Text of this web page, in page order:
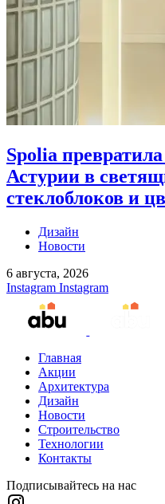
Spolia
Астурии в
стеклоблоков и
Дизайн
Новости
6 августа, 2026
Instagram Instagram
Главная
Акции
Архитектура
Дизайн
Новости
Строительство
Технологии
Контакты
Подписывайтесь на нас